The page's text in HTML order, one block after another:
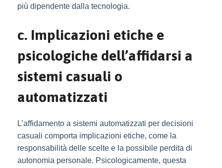
più dipendente dalla tecnologia.
c. Implicazioni etiche e
psicologiche dell’affidarsi a
sistemi casuali o
automatizzati
L’affidamento a sistemi automatizzati per decisioni
casuali comporta implicazioni etiche, come la
responsabilità delle scelte e la possibile perdita di
autonomia personale. Psicologicamente, questa